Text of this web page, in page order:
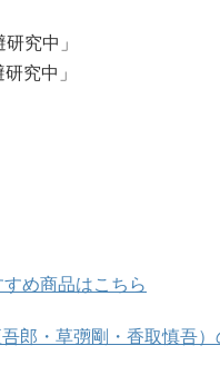
究中」
究中」
め商品はこちら
郎・草彅剛・香取慎吾